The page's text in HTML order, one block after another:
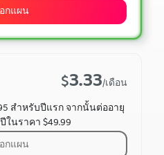
กแผน
$3.33/เดือน
สำหรับปีแรก จากนั้นต่ออายุ
นราคา $49.99
กแผน